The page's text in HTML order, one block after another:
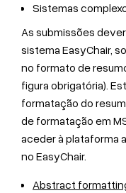
Sistemas
As submissões
sistema EasyChair,
no formato de
figura obrigatória).
formatação do
de formatação em
aceder à plataforma
no EasyChair.
Abstract